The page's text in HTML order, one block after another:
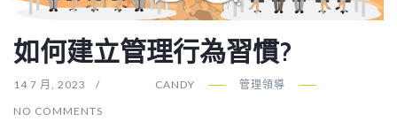
如何建立管理行為習慣?
14 7 月, 2023 CANDY
管理領導
NO COMMENTS